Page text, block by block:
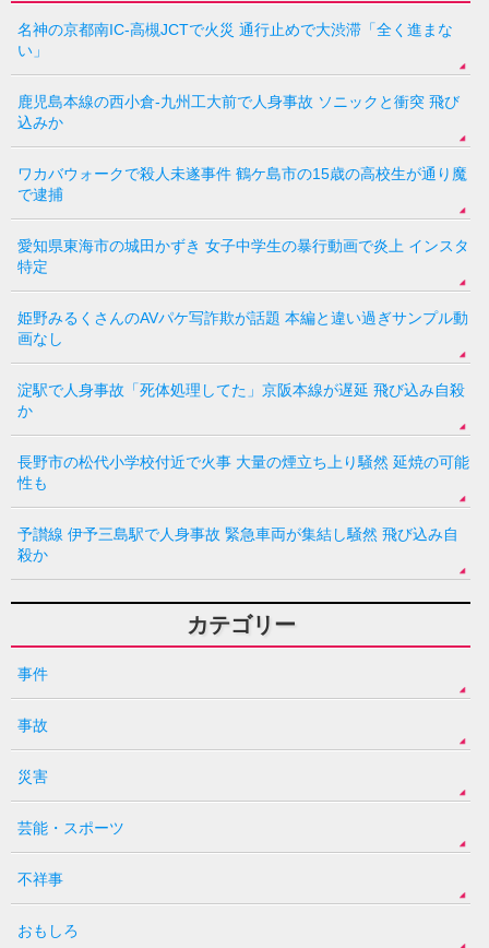
名神の京都南IC-高槻JCTで火災 通行止めで大渋滞「全く進まな
い」
鹿児島本線の西小倉-九州工大前で人身事故 ソニックと衝突 飛び
込みか
ワカバウォークで殺人未遂事件 鶴ケ島市の15歳の高校生が通り魔
で逮捕
愛知県東海市の城田かずき 女子中学生の暴行動画で炎上 インスタ
特定
姫野みるくさんのAVパケ写詐欺が話題 本編と違い過ぎサンプル動
画なし
淀駅で人身事故「死体処理してた」京阪本線が遅延 飛び込み自殺
か
長野市の松代小学校付近で火事 大量の煙立ち上り騒然 延焼の可能
性も
予讃線 伊予三島駅で人身事故 緊急車両が集結し騒然 飛び込み自
殺か
カテゴリー
事件
事故
災害
芸能・スポーツ
不祥事
おもしろ